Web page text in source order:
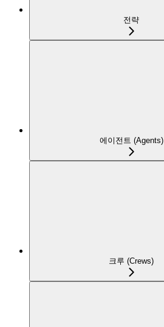
전략
에이전트 (Agents)
크루 (Crews)